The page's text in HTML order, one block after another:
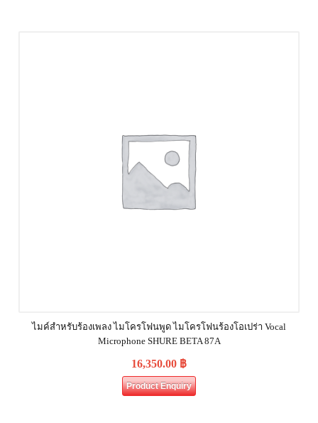
ไมค์สำหรับร้องเพลง ไมโครโฟนพูด ไมโครโฟนร้องโอเปร่า Vocal
Microphone SHURE BETA 87A
16,350.00 ฿
Product Enquiry